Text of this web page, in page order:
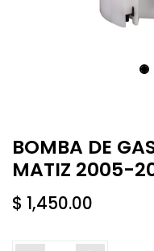
BOMBA DE
MATIZ 2005-
$ 1,450.00